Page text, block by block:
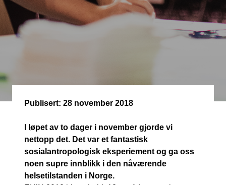
Publisert: 28 november 2018
I løpet av to dager i november gjorde vi
nettopp det. Det var et fantastisk
sosialantropologisk eksperiement og ga oss
noen supre innblikk i den nåværende
helsetilstanden i Norge.